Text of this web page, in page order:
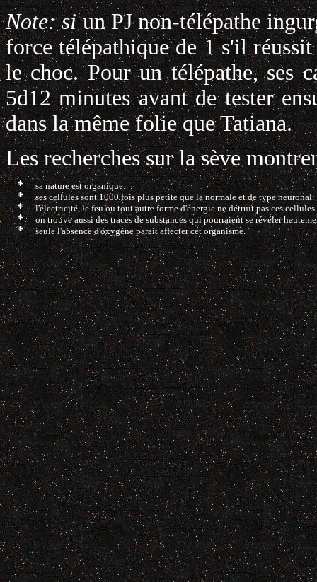
Note: siun PJ non-télépathe
force télépathique de 1 s'il
le choc. Pour un télépathe, ses
5d12 minutes avant de tester
dans la même folie que Tatiana.
Les recherches sur la sève
sa nature est organique.
ses cellules sont 1000 fois plus petite que la normale et de type neuronal.
l'électricité, le feu ou tout autre forme d'énergie ne détruit pas ces
on trouve aussi des traces de substances qui pourraient se révéler
seule l'absence d'oxygène parait affecter cet organisme.